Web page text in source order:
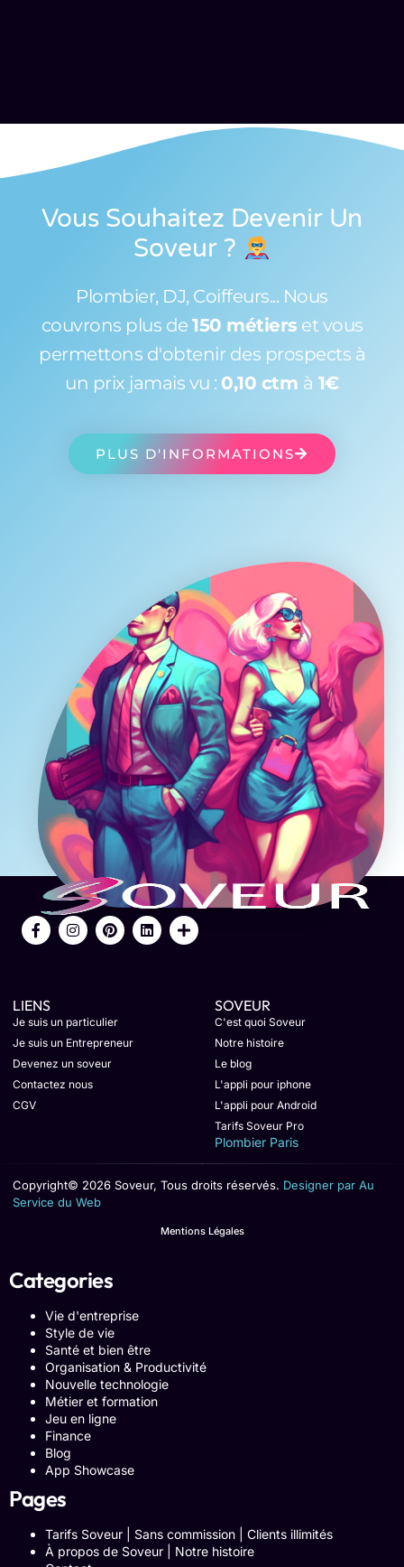
Vous Souhaitez Devenir Un
Soveur ?
Plombier, DJ, Coiffeurs... Nous
couvrons plus de 150 métiers et vous
permettons d'obtenir des prospects à
un prix jamais vu : 0,10 ctm à 1€
PLUS D'INFORMATIONS
LIENS
Je suis un particulier
Je suis un Entrepreneur
Devenez un soveur
Contactez nous
CGV
SOVEUR
C'est quoi Soveur
Notre histoire
Le blog
L'appli pour iphone
L'appli pour Android
Tarifs Soveur Pro
Plombier Paris
Copyright© 2026 Soveur, Tous droits réservés. Designer par Au
Service du Web
Mentions Légales
Categories
Vie d'entreprise
Style de vie
Santé et bien être
Organisation & Productivité
Nouvelle technologie
Métier et formation
Jeu en ligne
Finance
Blog
App Showcase
Pages
Tarifs Soveur | Sans commission | Clients illimités
À propos de Soveur | Notre histoire